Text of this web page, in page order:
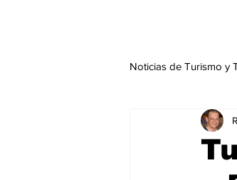
Noticias de Turismo y
Negocios